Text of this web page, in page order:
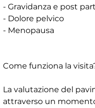
- Gravidanza e post
- Dolore pelvico
- Menopausa
Come funziona la
La valutazione del
attraverso un